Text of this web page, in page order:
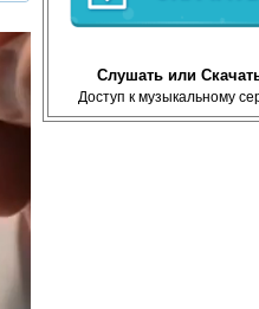
Слушать или
Доступ к музыкальному